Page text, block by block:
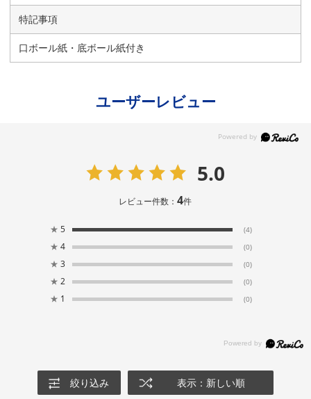
特記事項
口ボール紙・底ボール紙付き
ユーザーレビュー
5.0
レビュー件数：4件
★ 5 (4)
★ 4 (0)
★ 3 (0)
★ 2 (0)
★ 1 (0)
絞り込み 表示：新しい順